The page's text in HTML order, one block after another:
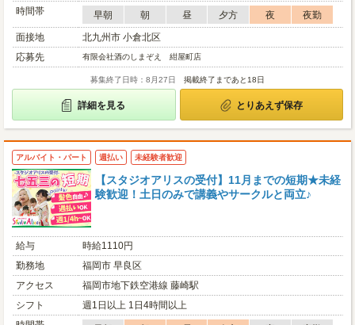
時間帯
早朝 朝 昼 夕方 夜
夜勤
面接地
北九州市 小倉北区
応募先
有限会社酒のしまぞえ 紺屋町店
募集終了日時：8月27日 掲載終了まであと18日
詳細を見る とりあえず保存
アルバイト・パート 週払い 未経験者歓迎
【スタジオアリスの受付】11月までの短期★未経
験歓迎！土日のみで講義やサークルと両立♪
給与
時給1110円
勤務地
福岡市 早良区
アクセス
福岡市地下鉄空港線 藤崎駅
シフト
週1日以上 1日4時間以上